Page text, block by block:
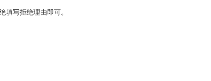
写拒绝理由即可。